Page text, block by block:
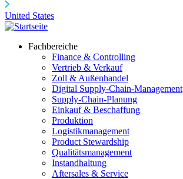
United States
Fachbereiche
Finance & Controlling
Vertrieb & Verkauf
Zoll & Außenhandel
Digital Supply-Chain-Management
Supply-Chain-Planung
Einkauf & Beschaffung
Produktion
Logistikmanagement
Product Stewardship
Qualitätsmanagement
Instandhaltung
Aftersales & Service